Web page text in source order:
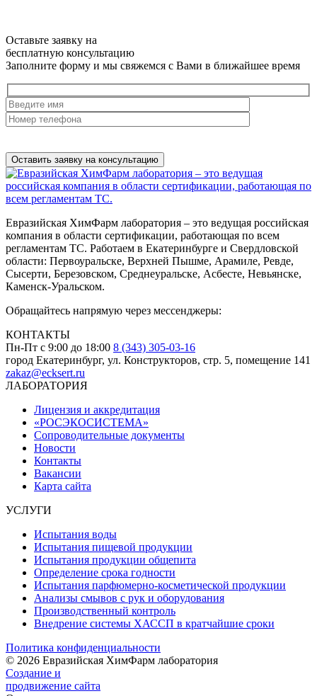
Оставьте заявку на
бесплатную консультацию
Заполните форму и мы свяжемся с Вами в ближайшее время
Евразийская ХимФарм лаборатория – это ведущая российская
компания в области сертификации, работающая по всем
регламентам ТС. Работаем в Екатеринбурге и Свердловской
области: Первоуральске, Верхней Пышме, Арамиле, Ревде,
Сысерти, Березовском, Среднеуральске, Асбесте, Невьянске,
Каменск-Уральском.
Обращайтесь напрямую через мессенджеры:
КОНТАКТЫ
Пн-Пт с 9:00 до 18:00 8 (343) 305-03-16
город Екатеринбург, ул. Конструкторов, стр. 5, помещение 141
zakaz@ecksert.ru
ЛАБОРАТОРИЯ
Лицензия и аккредитация
«РОСЭКОСИСТЕМА»
Сопроводительные документы
Новости
Контакты
Вакансии
Карта сайта
УСЛУГИ
Испытания воды
Испытания пищевой продукции
Испытания продукции общепита
Определение срока годности
Испытания парфюмерно-косметической продукции
Анализы смывов с рук и оборудования
Производственный контроль
Внедрение системы ХАССП в кратчайшие сроки
Политика конфиденциальности
© 2026 Евразийская ХимФарм лаборатория
Создание и
продвижение сайта